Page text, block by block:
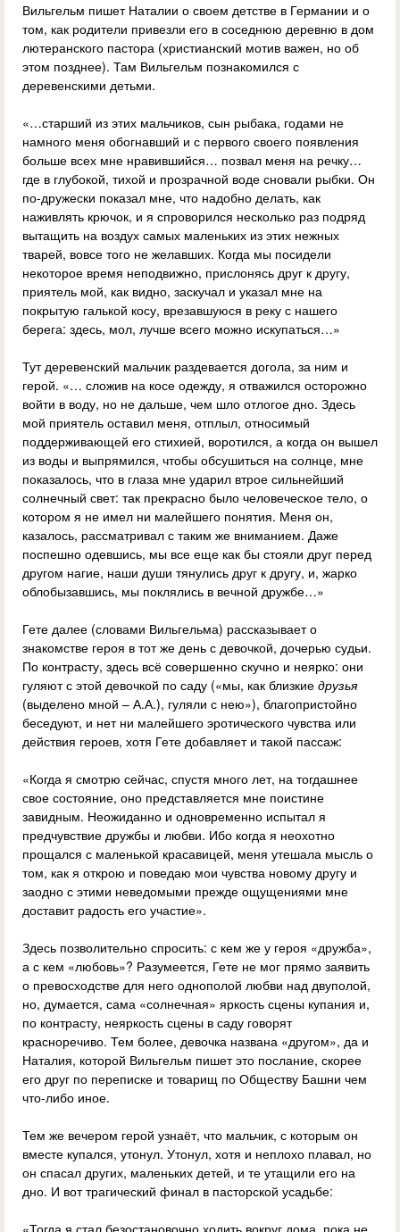
Вильгельм пишет Наталии о своем детстве в Германии и о
том, как родители привезли его в соседнюю деревню в дом
лютеранского пастора (христианский мотив важен, но об
этом позднее). Там Вильгельм познакомился с
деревенскими детьми.
«…старший из этих мальчиков, сын рыбака, годами не
намного меня обогнавший и с первого своего появления
больше всех мне нравившийся… позвал меня на речку…
где в глубокой, тихой и прозрачной воде сновали рыбки. Он
по‑дружески показал мне, что надобно делать, как
наживлять крючок, и я спроворился несколько раз подряд
вытащить на воздух самых маленьких из этих нежных
тварей, вовсе того не желавших. Когда мы посидели
некоторое время неподвижно, прислонясь друг к другу,
приятель мой, как видно, заскучал и указал мне на
покрытую галькой косу, врезавшуюся в реку с нашего
берега: здесь, мол, лучше всего можно искупаться…»
Тут деревенский мальчик раздевается догола, за ним и
герой. «… сложив на косе одежду, я отважился осторожно
войти в воду, но не дальше, чем шло отлогое дно. Здесь
мой приятель оставил меня, отплыл, относимый
поддерживающей его стихией, воротился, а когда он вышел
из воды и выпрямился, чтобы обсушиться на солнце, мне
показалось, что в глаза мне ударил втрое сильнейший
солнечный свет: так прекрасно было человеческое тело, о
котором я не имел ни малейшего понятия. Меня он,
казалось, рассматривал с таким же вниманием. Даже
поспешно одевшись, мы все еще как бы стояли друг перед
другом нагие, наши души тянулись друг к другу, и, жарко
облобызавшись, мы поклялись в вечной дружбе…»
Гете далее (словами Вильгельма) рассказывает о
знакомстве героя в тот же день с девочкой, дочерью судьи.
По контрасту, здесь всё совершенно скучно и неярко: они
гуляют с этой девочкой по саду («мы, как близкие друзья
(выделено мной – А.А.), гуляли с нею»), благопристойно
беседуют, и нет ни малейшего эротического чувства или
действия героев, хотя Гете добавляет и такой пассаж:
«Когда я смотрю сейчас, спустя много лет, на тогдашнее
свое состояние, оно представляется мне поистине
завидным. Неожиданно и одновременно испытал я
предчувствие дружбы и любви. Ибо когда я неохотно
прощался с маленькой красавицей, меня утешала мысль о
том, как я открою и поведаю мои чувства новому другу и
заодно с этими неведомыми прежде ощущениями мне
доставит радость его участие».
Здесь позволительно спросить: с кем же у героя «дружба»,
а с кем «любовь»? Разумеется, Гете не мог прямо заявить
о превосходстве для него однополой любви над двуполой,
но, думается, сама «солнечная» яркость сцены купания и,
по контрасту, неяркость сцены в саду говорят
красноречиво. Тем более, девочка названа «другом», да и
Наталия, которой Вильгельм пишет это послание, скорее
его друг по переписке и товарищ по Обществу Башни чем
что-либо иное.
Тем же вечером герой узнаёт, что мальчик, с которым он
вместе купался, утонул. Утонул, хотя и неплохо плавал, но
он спасал других, маленьких детей, и те утащили его на
дно. И вот трагический финал в пасторской усадьбе: